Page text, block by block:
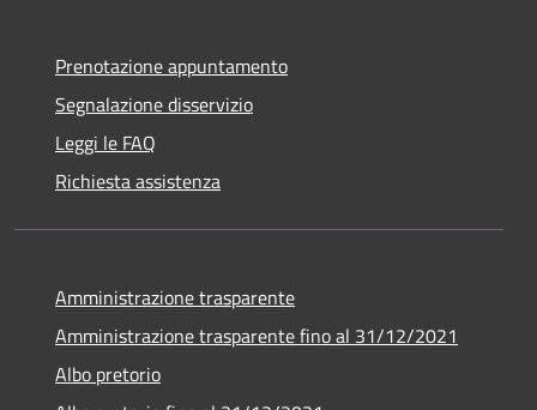
Prenotazione appuntamento
Segnalazione disservizio
Leggi le FAQ
Richiesta assistenza
Amministrazione trasparente
Amministrazione trasparente fino al 31/12/2021
Albo pretorio